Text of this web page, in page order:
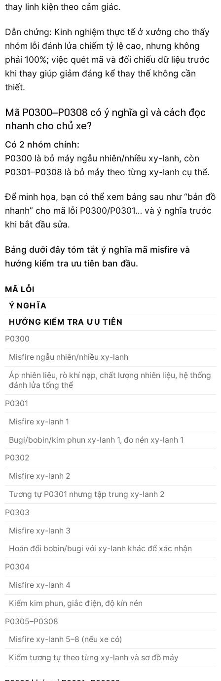
thay linh kiện theo cảm giác.
Dẫn chứng: Kinh nghiệm thực tế ở xưởng cho thấy
nhóm lỗi đánh lửa chiếm tỷ lệ cao, nhưng không
phải 100%; việc quét mã và đối chiếu dữ liệu trước
khi thay giúp giảm đáng kể thay thế không cần
thiết.
Mã P0300–P0308 có ý nghĩa gì và cách đọc
nhanh cho chủ xe?
Có 2 nhóm chính:
P0300 là bỏ máy ngẫu nhiên/nhiều xy-lanh, còn
P0301–P0308 là bỏ máy theo từng xy-lanh cụ thể.
Để minh họa, bạn có thể xem bảng sau như “bản đồ
nhanh” cho mã lỗi P0300/P0301… và ý nghĩa trước
khi bắt đầu sửa.
Bảng dưới đây tóm tắt ý nghĩa mã misfire và
hướng kiểm tra ưu tiên ban đầu.
MÃ LỖI
Ý NGHĨA
HƯỚNG KIỂM TRA ƯU TIÊN
P0300
Misfire ngẫu nhiên/nhiều xy-lanh
Áp nhiên liệu, rò khí nạp, chất lượng nhiên liệu, hệ thống
đánh lửa tổng thể
P0301
Misfire xy-lanh 1
Bugi/bobin/kim phun xy-lanh 1, đo nén xy-lanh 1
P0302
Misfire xy-lanh 2
Tương tự P0301 nhưng tập trung xy-lanh 2
P0303
Misfire xy-lanh 3
Hoán đổi bobin/bugi với xy-lanh khác để xác nhận
P0304
Misfire xy-lanh 4
Kiểm kim phun, giắc điện, độ kín nén
P0305–P0308
Misfire xy-lanh 5–8 (nếu xe có)
Kiểm tương tự theo từng xy-lanh và sơ đồ máy